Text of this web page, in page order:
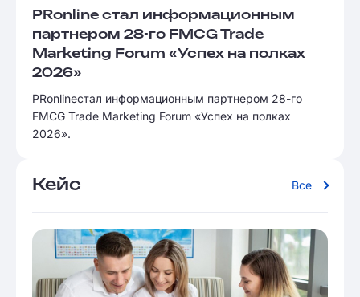
PRonline стал информационным
партнером 28-го FMCG Trade
Marketing Forum «Успех на полках
2026»
PRonlineстал информационным партнером 28-го
FMCG Trade Marketing Forum «Успех на полках
2026».
Кейс Все